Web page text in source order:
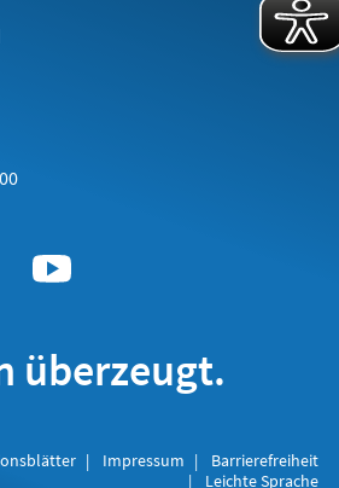
überzeugt.
Impressum
Barrierefreiheit
Leichte Sprache